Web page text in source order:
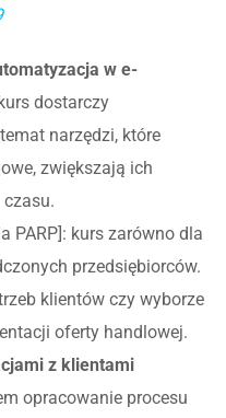
w e-
dostarczy
narzędzi, które
zwiększają ich
PARP]: kurs zarówno dla
przedsiębiorców.
klientów czy wyborze
oferty handlowej.
z klientami
opracowanie procesu